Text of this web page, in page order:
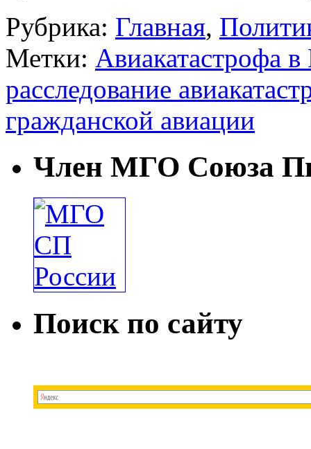
Рубрика: Главная,
Метки: Авиакатастрофа в
расследование
гражданской авиации
Член МГО Союза
Поиск по сайту